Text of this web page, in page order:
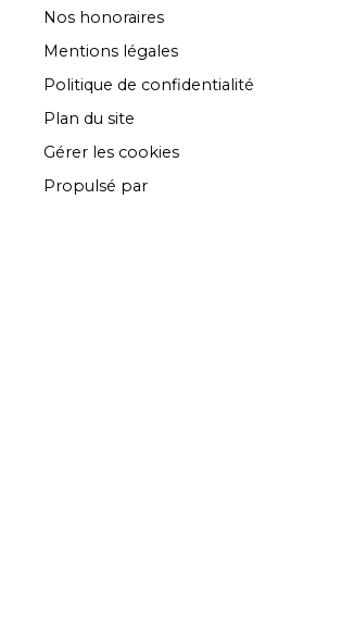
Nos honoraires
Mentions légales
Politique de confidentialité
Plan du site
Gérer les cookies
Propulsé par